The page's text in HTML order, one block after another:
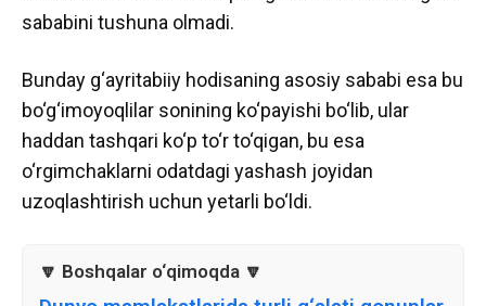
sababini tushuna olmadi.
Bunday g‘ayritabiiy hodisaning asosiy sababi esa bu
bo‘g‘imoyoqlilar sonining ko‘payishi bo‘lib, ular
haddan tashqari ko‘p to‘r to‘qigan, bu esa
o‘rgimchaklarni odatdagi yashash joyidan
uzoqlashtirish uchun yetarli bo‘ldi.